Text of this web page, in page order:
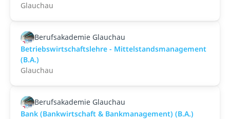
Glauchau
Berufsakademie Glauchau
Betriebswirtschaftslehre - Mittelstandsmanagement
(B.A.)
Glauchau
Berufsakademie Glauchau
Bank (Bankwirtschaft & Bankmanagement) (B.A.)